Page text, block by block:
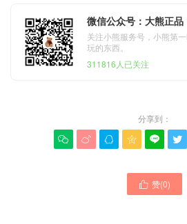
微信公众号：大熊正品
关注小熊服务号，小熊第
玩的东西。
311816人已关注
分享到：
     
 赞(0)